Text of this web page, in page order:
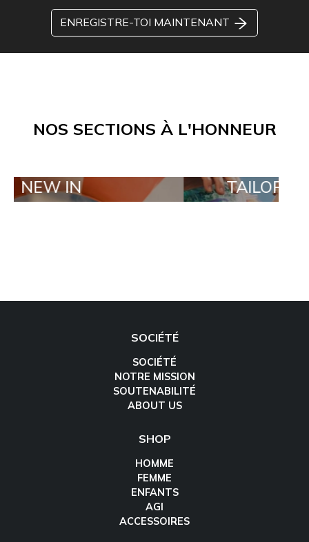
ENREGISTRE-TOI MAINTENANT
NOS SECTIONS À L'HONNEUR
TAILOR MADE
SOCIÉTÉ
SOCIÉTÉ
NOTRE MISSION
SOUTENABILITÉ
ABOUT US
SHOP
HOMME
FEMME
ENFANTS
AGI
ACCESSOIRES